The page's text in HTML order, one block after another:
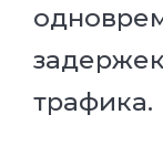
трафика.